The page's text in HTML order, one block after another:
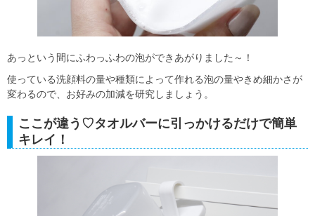
あっという間にふわっふわの泡ができあがりました～！
使っている洗顔料の量や種類によって作れる泡の量やきめ細かさが
変わるので、お好みの加減を研究しましょう。
ここが違う♡タオルバーに引っかけるだけで簡単
キレイ！